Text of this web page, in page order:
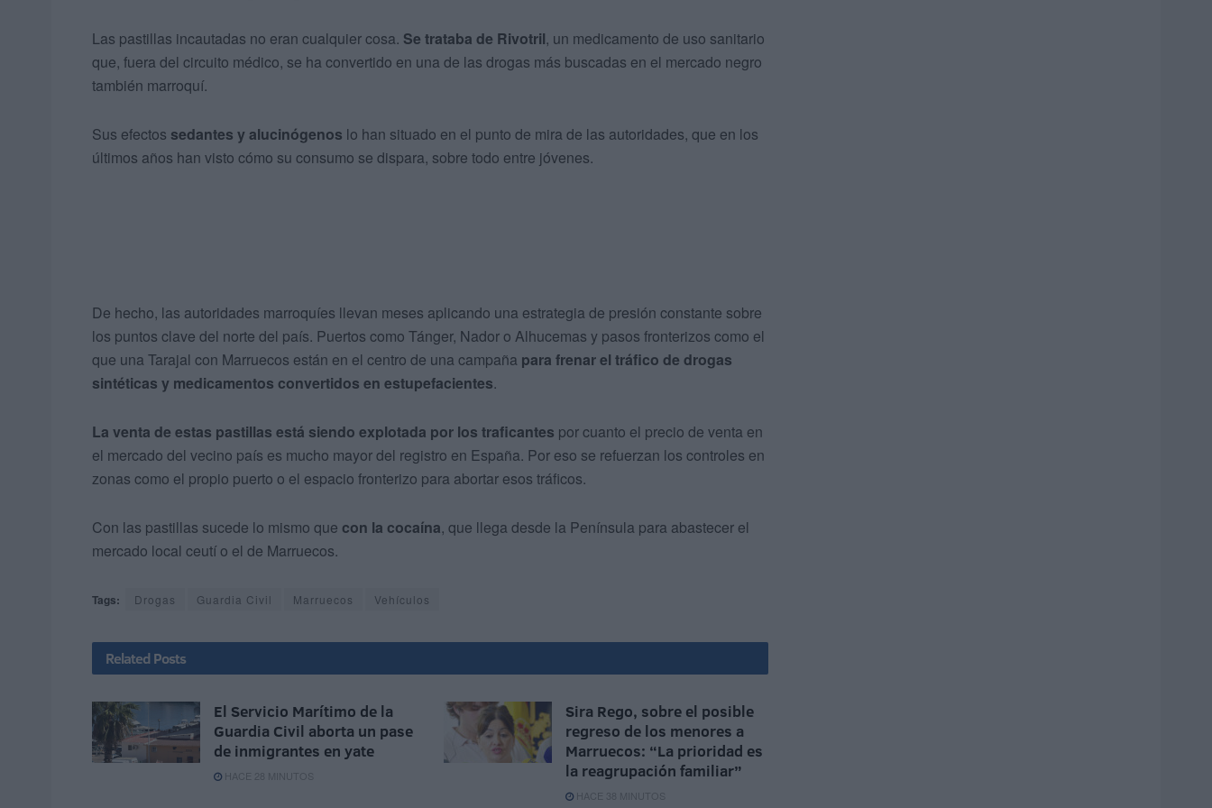
Las pastillas incautadas no eran cualquier cosa. Se trataba de Rivotril, un medicamento de uso sanitario
que, fuera del circuito médico, se ha convertido en una de las drogas más buscadas en el mercado negro
también marroquí.
Sus efectos sedantes y alucinógenos lo han situado en el punto de mira de las autoridades, que en los
últimos años han visto cómo su consumo se dispara, sobre todo entre jóvenes.
De hecho, las autoridades marroquíes llevan meses aplicando una estrategia de presión constante sobre
los puntos clave del norte del país. Puertos como Tánger, Nador o Alhucemas y pasos fronterizos como el
que una Tarajal con Marruecos están en el centro de una campaña para frenar el tráfico de drogas
sintéticas y medicamentos convertidos en estupefacientes.
La venta de estas pastillas está siendo explotada por los traficantes por cuanto el precio de venta en
el mercado del vecino país es mucho mayor del registro en España. Por eso se refuerzan los controles en
zonas como el propio puerto o el espacio fronterizo para abortar esos tráficos.
Con las pastillas sucede lo mismo que con la cocaína, que llega desde la Península para abastecer el
mercado local ceutí o el de Marruecos.
Tags: Drogas Guardia Civil Marruecos Vehículos
Related Posts
El Servicio Marítimo de la
Guardia Civil aborta un pase
de inmigrantes en yate
HACE 28 MINUTOS
Sira Rego, sobre el posible
regreso de los menores a
Marruecos: “La prioridad es
la reagrupación familiar”
HACE 38 MINUTOS